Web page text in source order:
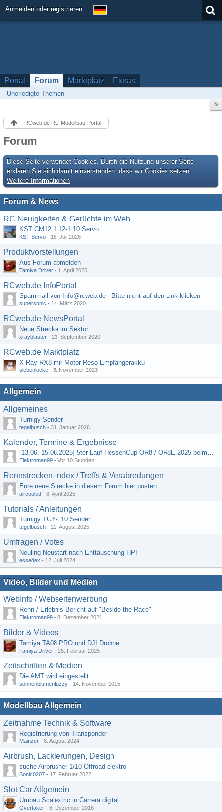
Anmelden oder registrieren
Portal Forum Marktplatz Extras
Unerledigte Themen
RCweb.de RC-Modellbau-Portal
Forum
Diese Seite verwendet Cookies. Durch die Nutzung unserer Seite
erklären Sie sich damit einverstanden, dass wir Cookies setzen.
Weitere Informationen
Forum & News
RC Neuigkeiten & Gerüchte im Web
KST CM12 1:12-1:10 Servo
KST-Servo - 16. Juli 2026
Produktvorstellungen
Aus Forum abmelden
Tamiya Driver - 1. April 2025
RCweb.de InfoPortal
Spammail von Info@rcweb.de - Bitte nicht auf den Link klicken
supersonic - 14. März 2020
RCweb.de NewsPortal
Neue Strecke im Sektor
xrayblaster - 23. September 2020
RCweb.de Marktplatz
X-Ray RX8 mir Motor Reso Empfängerakku
siebenlocke - 5. November 2023
Allgemein
Allgemeines
Turnigy Sender
tegelbusch - 31. Januar 2026
Kalender, Termine & Ergebnisse
[13.06.-15.06.2025] 5ter Lauf HessenCup OR8 / OR8E 2025 beim MSC Ober-Mörlen e.V.
Elektroman99 - Vor 10 Stunden
Rennstrecken-Index / Treffs & Verabredungen
Eure neue Strecke in diesem Forum hier posten
aircooled - 8. April 2025
Tutorials / Anleitungen
Turnigy TGY-i 10 Sender
tegelbusch - 22. August 2025
Umfragen / Votes
Neuling Neustart nach Enttäuschung HPI
essedex - 12. Juli 2024
Video, Bilder und Medien
WebInfo / Webseitenwerbung
Renn / Erlebnis Bericht auf "Beside the Race"
Elektroman99 - 8. Dezember 2021
Bilder & Videos
Tamiya TA08 PRO und DJI Drohne
Tamiya Driver - 25. Februar 2025
Zeitschriften & Medien
Die AMT wird eingestellt
sonnenblumenfuzzy - 14. November 2015
Modellbau Allgemein
Zeitnahme Technik & Software
Registrierung von Transponder
Mainzer - 8. August 2024
Airbrush, Lackierungen, Design
suche Airbrusher 1/10 Offroad elektro
Sonic0207 - 17. Februar 2022
Slot Car Allgemein
Umbau Scalextric in Carrera digital
Overtaker - 6. Dezember 2016